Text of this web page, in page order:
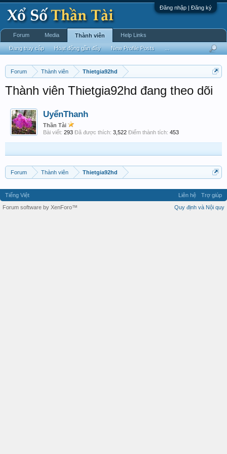
Đăng nhập | Đăng ký
Forum Thành viên Thietgia92hd
Thành viên Thietgia92hd đang theo dõi
UyểnThanh
Thần Tài
Bài viết: 293 Đã được thích: 3,522 Điểm thành tích: 453
Forum Thành viên Thietgia92hd
Forum Media Thành viên
Đang truy cập Hoạt động gần đây New Profile Posts
Help Links
Tiếng Việt Liên hệ
Trợ giúp
Quy định và Nội quy
Forum software by XenForo™